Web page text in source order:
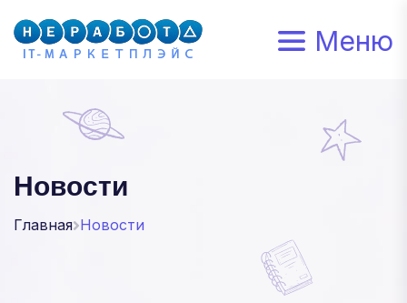
Меню
Новости
Главная Новости